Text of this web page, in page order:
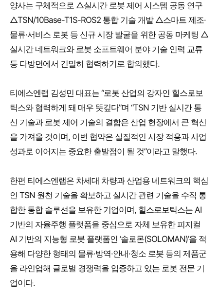
양사는 구체적으로 △실시간 로봇 제어 시스템 공동 연구
△TSN/10Base-T1S-ROS2 통합 기술 개발 △스마트 제조·
물류·서비스 로봇 등 신규 시장 발굴을 위한 공동 마케팅 △
실시간 네트워크와 로봇 소프트웨어 분야 기술 인력 교류
등 다방면에서 긴밀히 협력하기로 합의했다.
티에스엔랩 김성민 대표는 “로봇 산업의 강자인 힐스로보
틱스와 협력하게 돼 매우 뜻깊다”며 “TSN 기반 실시간 통
신 기술과 로봇 제어 기술의 결합은 산업 현장에서 큰 혁신
을 가져올 것이며, 이번 협약은 실질적인 시장 적용과 사업
성과로 이어지는 중요한 출발점이 될 것”이라고 말했다.
한편 티에스엔랩은 차세대 차량과 산업용 네트워크의 핵심
인 TSN 원천 기술을 확보하고 실시간 관련 기술을 수직 통
합한 통합 솔루션을 보유한 기업이며, 힐스로보틱스는 AI
기반의 자율주행 플랫폼을 중심으로 자체 보유한 피지컬
AI 기반의 지능형 로봇 플랫폼인 ‘솔로몬(SOLOMAN)’을 적
용해 다양한 형태의 물류·방역·안내·청소 로봇 등의 제품군
을 라인업해 글로벌 경쟁력을 입증하고 있는 로봇 전문 기
업이다.